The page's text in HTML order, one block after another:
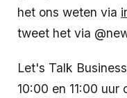
het ons weten via
tweet het via
Let's Talk
10:00 en 11:00 uur